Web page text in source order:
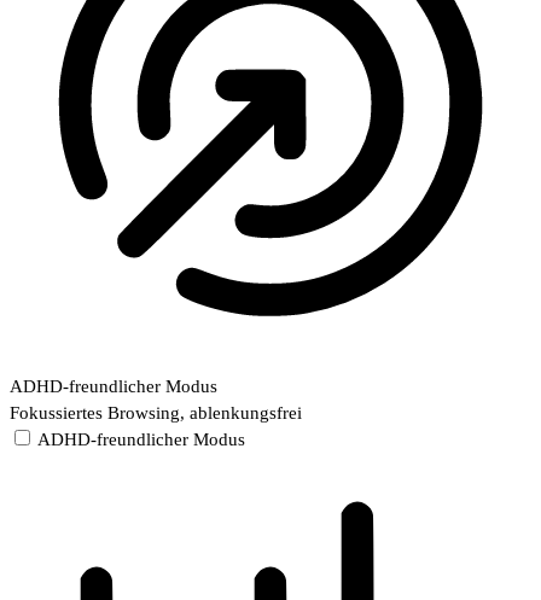
ADHD-freundlicher Modus
Fokussiertes Browsing, ablenkungsfrei
ADHD-freundlicher Modus